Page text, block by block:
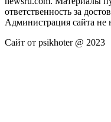
ответственность за
Администрация сайта не
Сайт от psikhoter @ 2023